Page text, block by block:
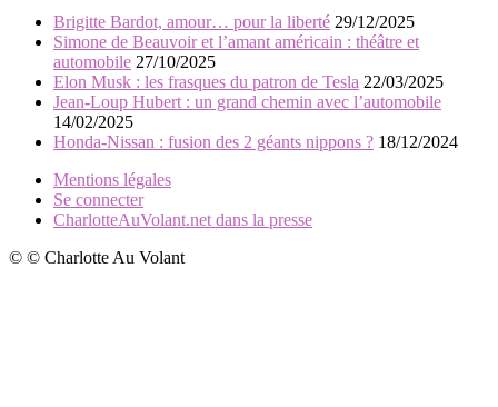
Brigitte Bardot, amour… pour la liberté 29/12/2025
Simone de Beauvoir et l’amant américain : théâtre et
automobile 27/10/2025
Elon Musk : les frasques du patron de Tesla 22/03/2025
Jean-Loup Hubert : un grand chemin avec l’automobile
14/02/2025
Honda-Nissan : fusion des 2 géants nippons ? 18/12/2024
Mentions légales
Se connecter
CharlotteAuVolant.net dans la presse
© © Charlotte Au Volant